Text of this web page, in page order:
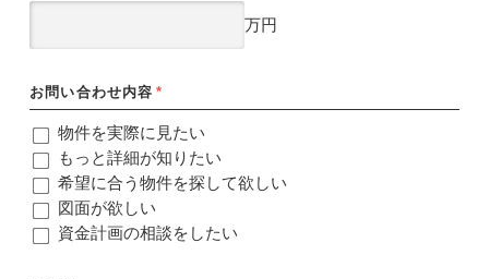
万円
お問い合わせ内容 *
物件を実際に見たい
もっと詳細が知りたい
希望に合う物件を探して欲しい
図面が欲しい
資金計画の相談をしたい